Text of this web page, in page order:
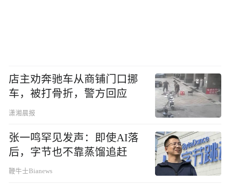
店主劝奔驰车从商铺门口挪
车，被打骨折，警方回应
潇湘晨报
张一鸣罕见发声：即使AI落
后，字节也不靠蒸馏追赶
鞭牛士Bianews